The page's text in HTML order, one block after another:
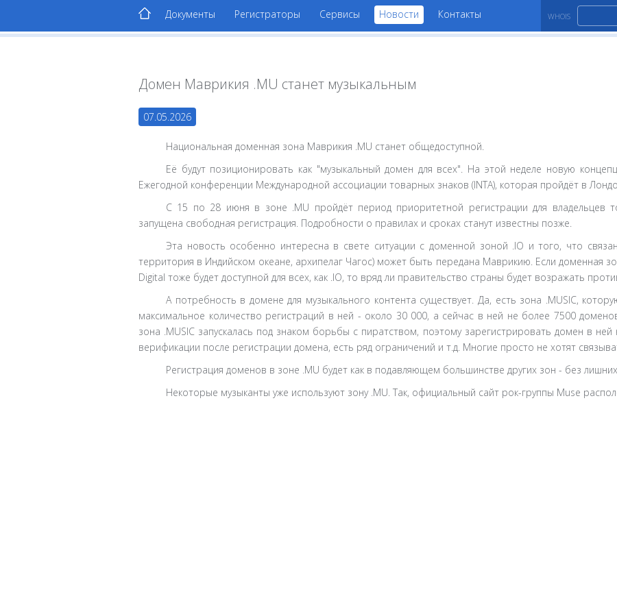
Документы Регистраторы Сервисы Новости Контакты WHOIS
Домен Маврикия .MU станет музыкальным
07.05.2026
Национальная доменная зона Маврикия .MU станет общедоступной.
Её будут позиционировать как "музыкальный домен для всех". На этой неделе новую
Ежегодной конференции Международной ассоциации товарных знаков (INTA), которая пройдёт в
С 15 по 28 июня в зоне .MU пройдёт период приоритетной регистрации для владельцев
запущена свободная регистрация. Подробности о правилах и сроках станут известны позже.
Эта новость особенно интересна в свете ситуации с доменной зоной .IO и того, что
территория в Индийском океане, архипелаг Чагос) может быть передана Маврикию. Если доменная
Digital тоже будет доступной для всех, как .IO, то вряд ли правительство страны будет возражать
А потребность в домене для музыкального контента существует. Да, есть зона .MUSIC,
максимальное количество регистраций в ней - около 30 000, а сейчас в ней не более 7500
зона .MUSIC запускалась под знаком борьбы с пиратством, поэтому зарегистрировать домен в
верификации после регистрации домена, есть ряд ограничений и т.д. Многие просто не хотят
Регистрация доменов в зоне .MU будет как в подавляющем большинстве других зон - без
Некоторые музыканты уже используют зону .MU. Так, официальный сайт рок-группы Muse